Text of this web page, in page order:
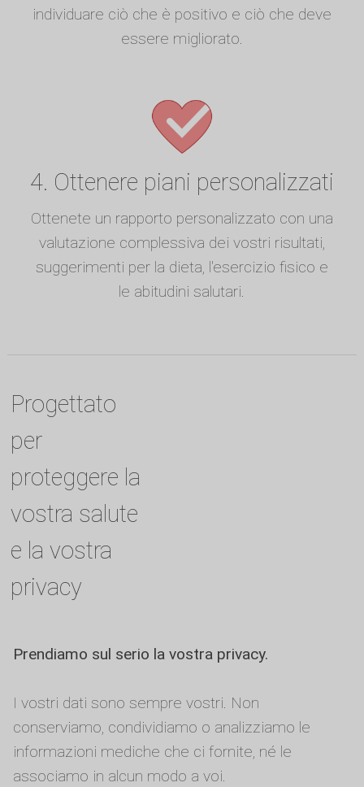
individuare ciò che è positivo e ciò che deve
essere migliorato.
4. Ottenere piani personalizzati
Ottenete un rapporto personalizzato con una
valutazione complessiva dei vostri risultati,
suggerimenti per la dieta, l'esercizio fisico e
le abitudini salutari.
Progettato
per
proteggere la
vostra salute
e la vostra
privacy
Prendiamo sul serio la vostra privacy.
I vostri dati sono sempre vostri. Non
conserviamo, condividiamo o analizziamo le
informazioni mediche che ci fornite, né le
associamo in alcun modo a voi.